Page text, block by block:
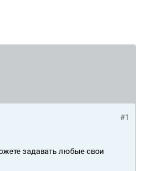
#1
задавать любые свои